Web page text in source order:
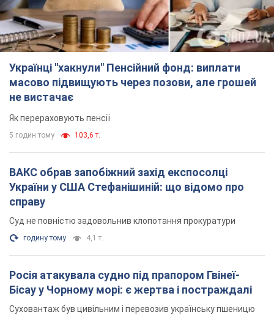
Українці "хакнули" Пенсійний фонд: виплати
масово підвищують через позови, але грошей
не вистачає
Як перераховують пенсії
5 годин тому 103,6 т.
ВАКС обрав запобіжний захід експосолці
України у США Стефанішиній: що відомо про
справу
Суд не повністю задовольнив клопотання прокуратури
годину тому 4,1 т.
Росія атакувала судно під прапором Гвінеї-
Бісау у Чорному морі: є жертва і постраждалі
Суховантаж був цивільним і перевозив українську пшеницю